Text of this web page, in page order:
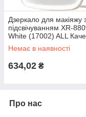
Дзеркало для макіяжу
підсвічуванням XR-
White (17002) ALL
6650
Немає в наявності
634,02 ₴
Про нас